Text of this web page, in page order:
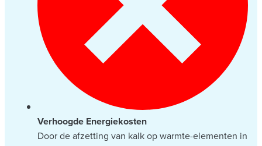
Verhoogde Energiekosten
Door de afzetting van kalk op warmte-elementen in